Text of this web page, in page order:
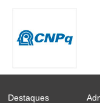
Destaques